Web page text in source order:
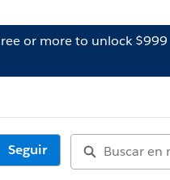
or more to unlock $999
Seguir